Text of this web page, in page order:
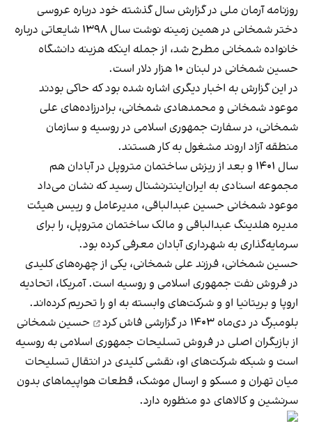
روزنامه آرمان ملی در گزارش سال گذشته خود درباره عروسی
دختر شمخانی در همین زمینه نوشت سال ۱۳۹۸ شایعاتی درباره
خانواده شمخانی مطرح شد، از جمله اینکه هزینه دانشگاه
حسین شمخانی در لبنان ۱۰ هزار دلار است.
در این گزارش به اخبار دیگری اشاره شده بود که حاکی بودند
موعود شمخانی و محمدهادی شمخانی، برادرزاده‌های علی
شمخانی، در سفارت جمهوری اسلامی در روسیه و سازمان
منطقه آزاد اروند مشغول به کار هستند.
سال ۱۴۰۱ و بعد از ریزش ساختمان متروپل در آبادان هم
مجموعه اسنادی به ایران‌اینترنشنال رسید که نشان می‌داد
موعود شمخانی حسین عبدالباقی، مدیرعامل و رییس هیئت
مدیره هلدینگ عبدالباقی و مالک ساختمان متروپل، را برای
سرمایه‌گذاری به شهرداری آبادان معرفی کرده بود.
حسین شمخانی، فرزند علی شمخانی، یکی از چهره‌های کلیدی
در فروش نفت جمهوری اسلامی و روسیه است. آمریکا، اتحادیه
اروپا و بریتانیا او و شرکت‌های وابسته به او را تحریم کرده‌اند.
بلومبرگ در دی‌ماه ۱۴۰۳
در گزارشی فاش کرد
حسین شمخانی
از بازیگران اصلی در فروش تسلیحات جمهوری اسلامی به روسیه
است و شبکه شرکت‌های او، نقشی کلیدی در انتقال تسلیحات
میان تهران و مسکو و ارسال موشک‌، قطعات هواپیماهای بدون
سرنشین و کالاهای دو منظوره دارد.